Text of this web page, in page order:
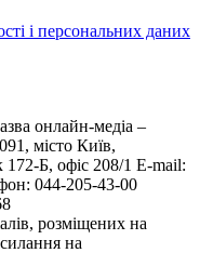
і персональних даних
онлайн-медіа –
місто Київ,
Б, офіс 208/1 E-mail:
044-205-43-00
розміщених на
на